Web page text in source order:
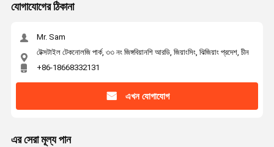
যোগাযোগের ঠিকানা
Mr. Sam
টেক্সটাইল টেকনোলজি পার্ক, ৩৩ নং জিঙ্গবিয়ানশি আরডি, জিয়াংসিং, ঝিজিয়াং প্রদেশ, চীন
+86-18668332131
এখন যোগাযোগ
এর সেরা মূল্য পান